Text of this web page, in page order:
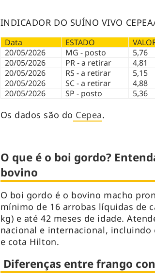
INDICADOR DO SUÍNO VIVO
Data ESTADO
20/05/2026
MG - posto 5,76
20/05/2026
PR - a retirar 4,81
20/05/2026
RS - a retirar 5,15
20/05/2026
SC - a retirar 4,88
20/05/2026
SP - posto 5,36
Os dados são do Cepea.
O que é o boi gordo?
bovino
O boi gordo é o bovino macho
mínimo de 16 arrobas líquidas de
kg) e até 42 meses de idade.
nacional e internacional, incluindo
e cota Hilton.
Diferenças entre frango